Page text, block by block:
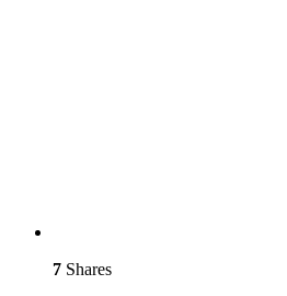
7 Shares